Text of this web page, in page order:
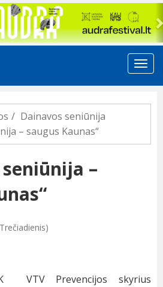
Dainavos seniūnija
– saugus Kaunas“
–
VTV Prevencijos skyrius